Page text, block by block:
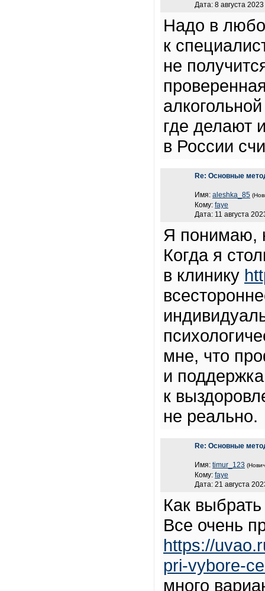
Дата: 8 августа
Надо в
к
не
где делают
в России
Re: Основные
Имя: aleshka_85
Кому: faye
Дата: 11 августа
Я понимаю,
Когда я
в клинику
мне, что
и
к
не реально.
Re: Основные
Имя: timur_123
Кому: faye
Дата: 21 августа
Как
Все очень
https://
pri-vybore-
много